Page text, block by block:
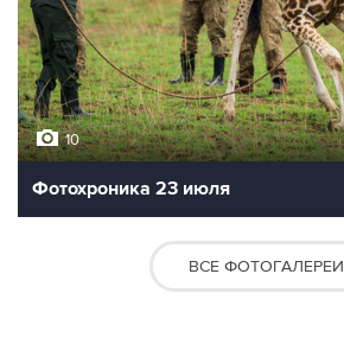
10
Фотохроника 23 июля
ВСЕ ФОТОГАЛЕРЕИ